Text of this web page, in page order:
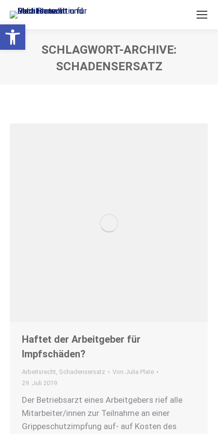
Open toolbar
SCHLAGWORT-ARCHIVE:
SCHADENSERSATZ
Haftet der Arbeitgeber für
Impfschäden?
Arbeitsrecht, Schadensersatz Von Julia Plate
29. Juli 2019
Der Betriebsarzt eines Arbeitgebers rief alle
Mitarbeiter/innen zur Teilnahme an einer
Grippeschutzimpfung auf- auf Kosten des